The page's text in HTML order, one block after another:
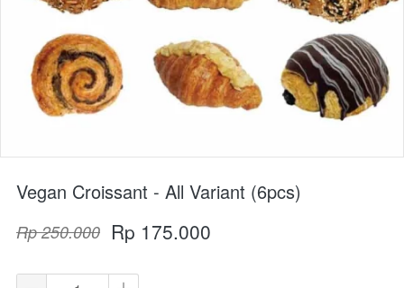
Vegan Croissant - All Variant (6pcs)
Rp 250.000 Rp 175.000